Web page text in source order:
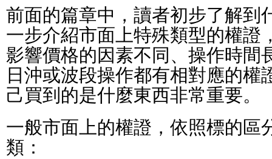
前面的篇章中，讀者初步了解到
一步介紹市面上特殊類型的權證
影響價格的因素不同、操作時間
日沖或波段操作都有相對應的權
己買到的是什麼東西非常重要。
一般市面上的權證，依照標的區
類：